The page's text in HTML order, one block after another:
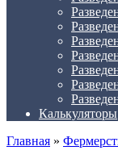
Калькуляторы
Главная »